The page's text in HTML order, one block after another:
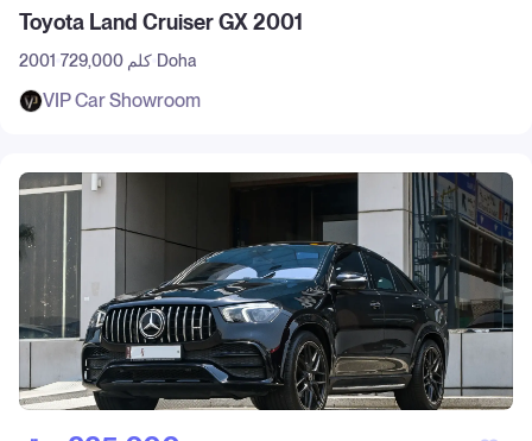
Toyota Land Cruiser GX 2001
2001 729,000 كلم Doha
VIP Car Showroom